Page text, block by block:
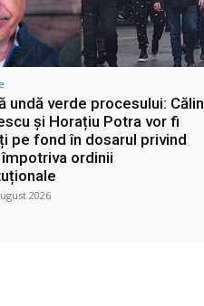
undă verde procesului: Călin
și Horațiu Potra vor fi
pe fond în dosarul privind
ordinii
2026